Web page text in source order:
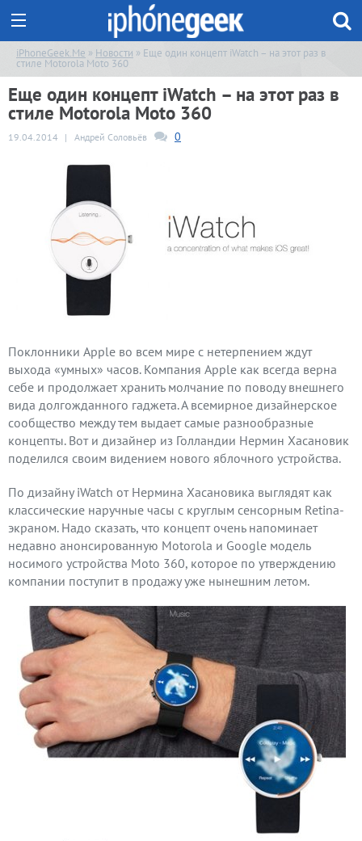
iPhoneGeek.Me » Новости » Еще один концепт iWatch – на этот раз в
стиле Motorola Moto 360
Еще один концепт iWatch – на этот раз в
стиле Motorola Moto 360
19.04.2014 | Андрей Соловьёв 0
Поклонники Apple во всем мире с нетерпением ждут
выхода «умных» часов. Компания Apple как всегда верна
себе и продолжает хранить молчание по поводу внешнего
вида долгожданного гаджета. А всемирное дизайнерское
сообщество между тем выдает самые разнообразные
концепты. Вот и дизайнер из Голландии Нермин Хасановик
поделился своим видением нового яблочного устройства.
По дизайну iWatch от Нермина Хасановика выглядят как
классические наручные часы с круглым сенсорным Retina-
экраном. Надо сказать, что концепт очень напоминает
недавно анонсированную Motorola и Google модель
носимого устройства Moto 360, которое по утверждению
компании поступит в продажу уже нынешним летом.